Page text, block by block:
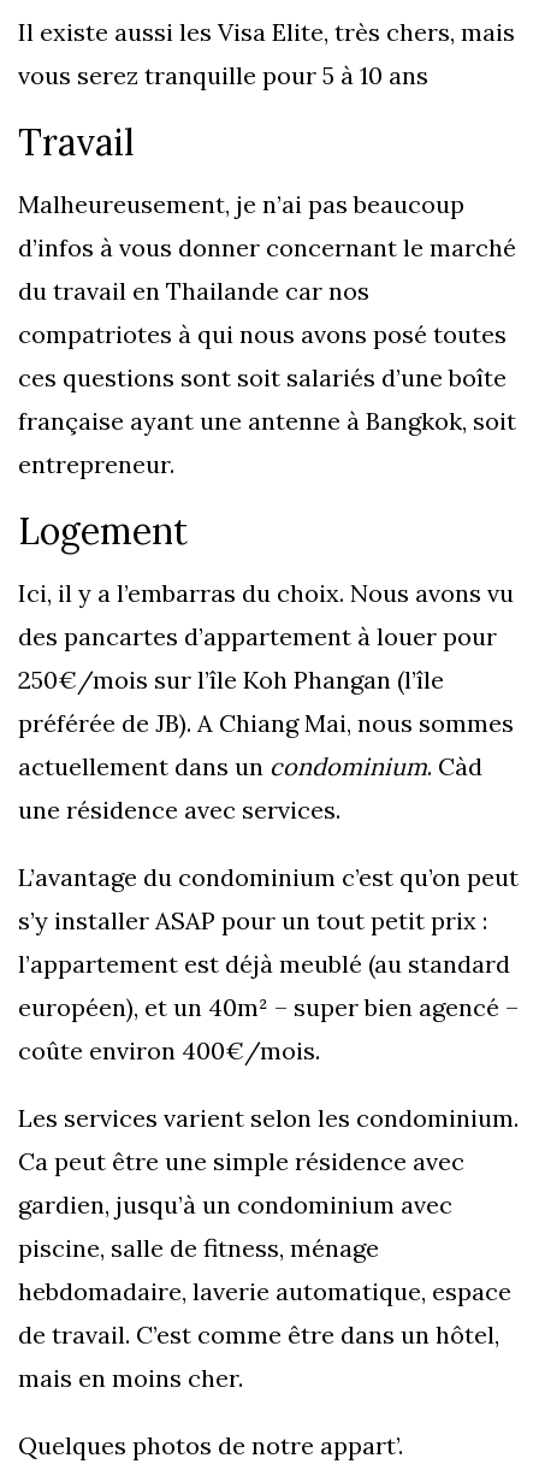
Il existe aussi les Visa Elite, très chers, mais
vous serez tranquille pour 5 à 10 ans
Travail
Malheureusement, je n’ai pas beaucoup
d’infos à vous donner concernant le marché
du travail en Thailande car nos
compatriotes à qui nous avons posé toutes
ces questions sont soit salariés d’une boîte
française ayant une antenne à Bangkok, soit
entrepreneur.
Logement
Ici, il y a l’embarras du choix. Nous avons vu
des pancartes d’appartement à louer pour
250€/mois sur l’île Koh Phangan (l’île
préférée de JB). A Chiang Mai, nous sommes
actuellement dans un condominium. Càd
une résidence avec services.
L’avantage du condominium c’est qu’on peut
s’y installer ASAP pour un tout petit prix :
l’appartement est déjà meublé (au standard
européen), et un 40m² – super bien agencé –
coûte environ 400€/mois.
Les services varient selon les condominium.
Ca peut être une simple résidence avec
gardien, jusqu’à un condominium avec
piscine, salle de fitness, ménage
hebdomadaire, laverie automatique, espace
de travail. C’est comme être dans un hôtel,
mais en moins cher.
Quelques photos de notre appart’.